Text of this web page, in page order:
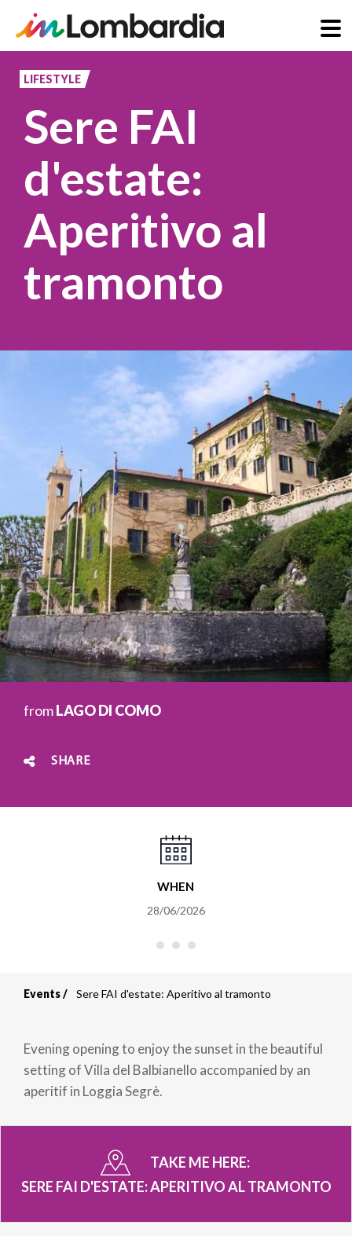
content
LIFESTYLE
Sere FAI
d'estate:
Aperitivo al
tramonto
fromLAGO DI COMO
SHARE
WHEN
28/06/2026
Events Sere FAI d'estate: Aperitivo al tramonto
Evening opening to enjoy the sunset in the beautiful
setting of Villa del Balbianello accompanied by an
aperitif in Loggia Segrè.
TAKE ME HERE:
SERE FAI D'ESTATE: APERITIVO AL TRAMONTO